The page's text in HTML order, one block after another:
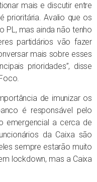
mais e discutir entre
prioritária. Avalio que os
PL, mas ainda não tenho
partidários vão fazer
mais sobre esses
prioridades”, disse
de imunizar os
é responsável pelo
emergencial a cerca de
da Caixa são
sempre estarão muito
lockdown, mas a Caixa